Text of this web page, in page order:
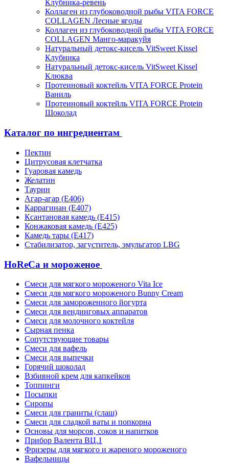
Клубника-ревень
Коллаген из глубоководной рыбы VITA FORCE
COLLAGEN Лесные ягоды
Коллаген из глубоководной рыбы VITA FORCE
COLLAGEN Манго-маракуйя
Натуральный детокс-кисель VitSweet Kissel
Клубника
Натуральный детокс-кисель VitSweet Kissel
Клюква
Протеиновый коктейль VITA FORCE Protein
Ваниль
Протеиновый коктейль VITA FORCE Protein
Шоколад
Каталог по ингредиентам
Пектин
Цитрусовая клетчатка
Гуаровая камедь
Желатин
Таурин
Агар-агар (Е406)
Каррагинан (Е407)
Ксантановая камедь (Е415)
Конжаковая камедь (Е425)
Камедь тары (Е417)
Стабилизатор, загуститель, эмульгатор LBG
HoReCa и мороженое
Смеси для мягкого мороженого Vita Ice
Смеси для мягкого мороженого Bunny Cream
Смеси для замороженного йогурта
Смеси для вендинговых аппаратов
Смеси для молочного коктейля
Сырная пенка
Сопутствующие товары
Смеси для вафель
Смеси для выпечки
Горячий шоколад
Взбивной крем для капкейков
Топпинги
Посыпки
Сиропы
Смеси для граниты (слаш)
Смеси для сладкой ваты и попкорна
Основы для морсов, соков и напитков
Прибор Валента ВЦ.1
Фризеры для мягкого и жареного мороженого
Вафельницы